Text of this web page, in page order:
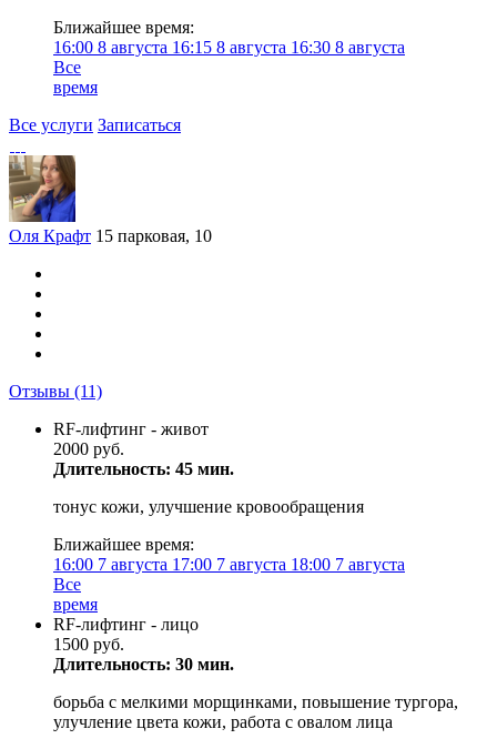
Ближайшее время:
16:00 8 августа 16:15 8 августа 16:30 8 августа
Все
время
Все услуги Записаться
Оля Крафт 15 парковая, 10
Отзывы (11)
RF-лифтинг - живот
2000 руб.
Длительность: 45 мин.
тонус кожи, улучшение кровообращения
Ближайшее время:
16:00 7 августа 17:00 7 августа 18:00 7 августа
Все
время
RF-лифтинг - лицо
1500 руб.
Длительность: 30 мин.
борьба с мелкими морщинками, повышение тургора,
улучление цвета кожи, работа с овалом лица